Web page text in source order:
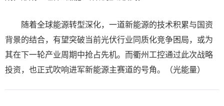
随着全球能源转型深化，一道新能源的技术积累与国资
背景的结合，有望突破当前光伏行业同质化竞争困局，或为
其在下一轮产业周期中抢占先机。而衢州工控通过此次战略
投资，也正式吹响进军新能源主赛道的号角。（光能量）